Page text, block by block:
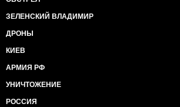
ЗЕЛЕНСКИЙ ВЛАДИМИР
ДРОНЫ
КИЕВ
АРМИЯ РФ
УНИЧТОЖЕНИЕ
РОССИЯ